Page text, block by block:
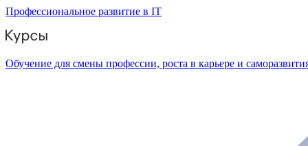
Профессиональное развитие в IT
Обучение для смены профессии, роста в карьере и